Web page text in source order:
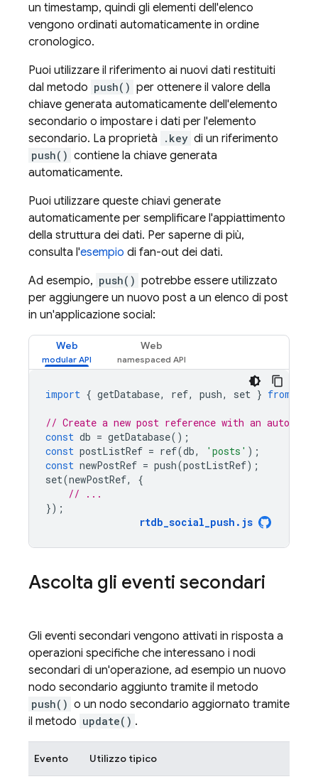
un timestamp, quindi gli elementi dell'elenco
vengono ordinati automaticamente in ordine
cronologico.
Puoi utilizzare il riferimento ai nuovi dati restituiti
dal metodo push() per ottenere il valore della
chiave generata automaticamente dell'elemento
secondario o impostare i dati per l'elemento
secondario. La proprietà
.key di un riferimento
push() contiene la chiave generata
automaticamente.
Puoi utilizzare queste chiavi generate
automaticamente per semplificare l'appiattimento
della struttura dei dati. Per saperne di più,
consulta l'esempio di fan-out dei dati.
Ad esempio, push() potrebbe essere utilizzato
per aggiungere un nuovo post a un elenco di post
in un'applicazione social:
Web Web
import { getDatabase, ref, push, set } from
// Create a new post reference with an auto-
const db = getDatabase();
const postListRef = ref(db, 'posts' );
const newPostRef = push(postListRef);
set(newPostRef,
{
// ...
});
rtdb_social_push . js
Ascolta gli eventi secondari
Gli eventi secondari vengono attivati in risposta a
operazioni specifiche che interessano i nodi
secondari di un'operazione, ad esempio un nuovo
nodo secondario aggiunto tramite il metodo
push() o un nodo secondario aggiornato tramite
il metodo update() .
Evento Utilizzo tipico